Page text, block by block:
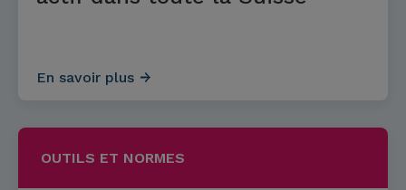
En savoir plus
OUTILS ET NORMES